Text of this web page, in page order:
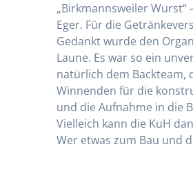
„Birkmannsweiler Wurst“
Eger. Für die
Gedankt wurde den
Laune. Es war so ein
natürlich dem Backteam,
Winnenden für die
und die Aufnahme in die
Vielleich kann die KuH
Wer etwas zum Bau und